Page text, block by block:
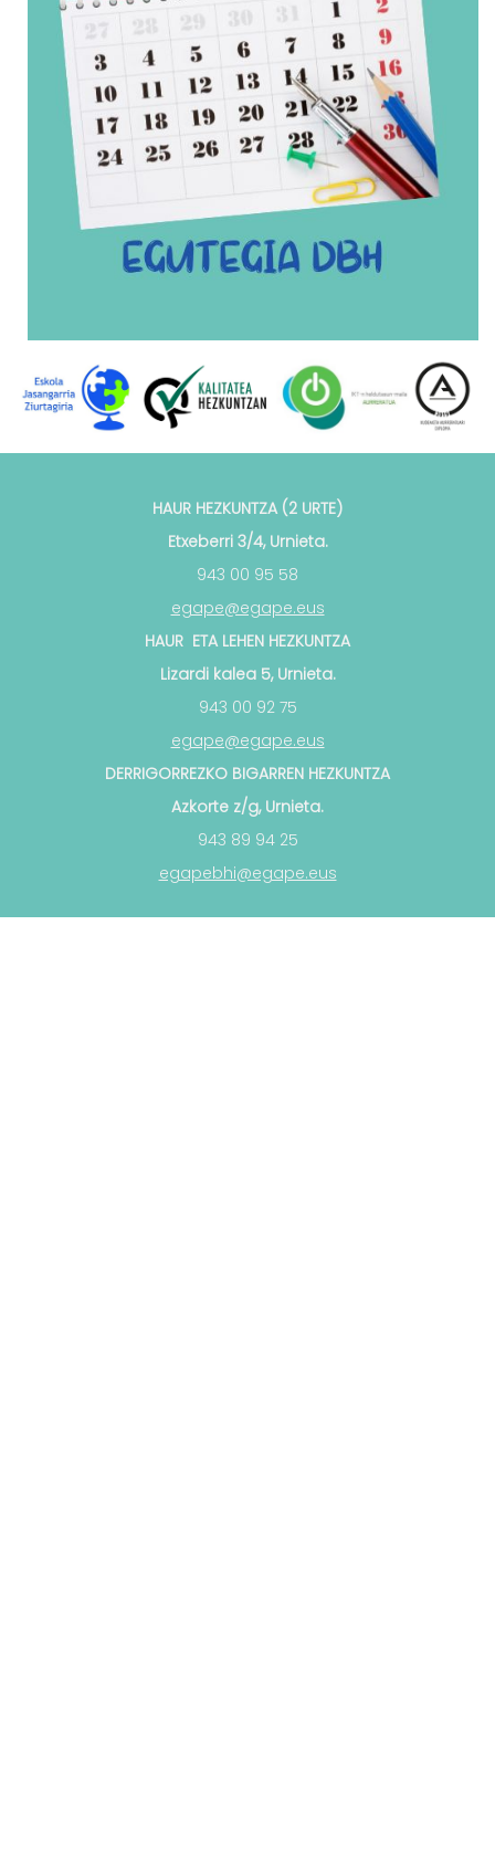
HAUR HEZKUNTZA (2 URTE)
Etxeberri 3/4, Urnieta.
943 00 95 58
egape@egape.eus
HAUR ETA LEHEN HEZKUNTZA
Lizardi kalea 5, Urnieta.
943 00 92 75
egape@egape.eus
DERRIGORREZKO BIGARREN HEZKUNTZA
Azkorte z/g, Urnieta.
943 89 94 25
egapebhi@egape.eus